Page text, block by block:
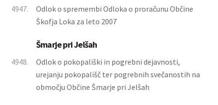
4947.
Odlok o spremembi Odloka o proračunu Občine
Škofja Loka za leto 2007
Šmarje pri Jelšah
4948.
Odlok o pokopališki in pogrebni dejavnosti,
urejanju pokopališč ter pogrebnih svečanostih na
območju Občine Šmarje pri Jelšah